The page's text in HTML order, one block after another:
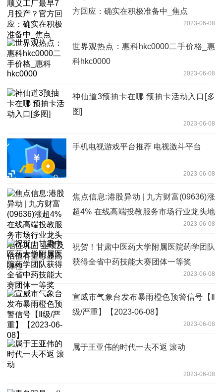
方回应：确实在积极准备中_焦点
2023-06-08
世界观热点：惠科hkc0000二手价格_惠
科hkc0000
2023-06-08
神仙道3预抽卡在哪 预抽卡活动入口[多
图]
2023-06-08
手机电视游戏平台推荐 电视激斗平台
2023-06-08
焦点信息:港股异动 | 九方财富(09636)涨
超4% 在线高端投教服务市场行业龙头地
位巩固 业绩及估值有望彰显高弹性2023-06-08
祝贺！甘肃中医药大学附属医院药学团队
获得全省中药技能大赛团体一等奖
2023-06-08
宣威市气象台发布暴雨橙色预警信号【Ⅱ
级/严重】【2023-06-08】
2023-06-08
属于王亚伟的时代一去不返 滚动
2023-06-08